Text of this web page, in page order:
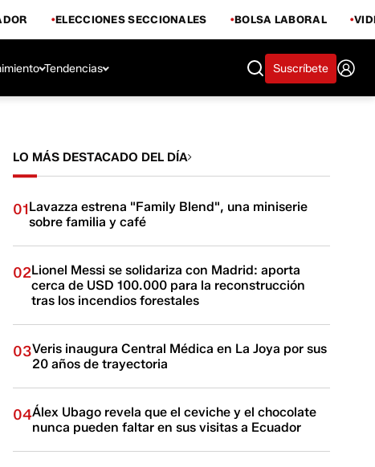
ELECCIONES SECCIONALES BOLSA LABORAL
Tendencias Suscríbete
LO MÁS DESTACADO DEL DÍA
01Lavazza estrena "Family Blend", una miniserie
sobre familia y café
02Lionel Messi se solidariza con Madrid: aporta
cerca de USD 100.000 para la reconstrucción
tras los incendios forestales
03Veris inaugura Central Médica en La Joya por sus
20 años de trayectoria
04Álex Ubago revela que el ceviche y el chocolate
nunca pueden faltar en sus visitas a Ecuador